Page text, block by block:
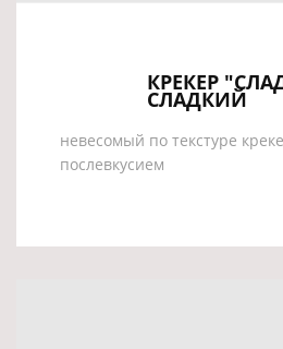
КРЕКЕР
СЛАДКИЙ
невесомый по текстуре
послевкусием